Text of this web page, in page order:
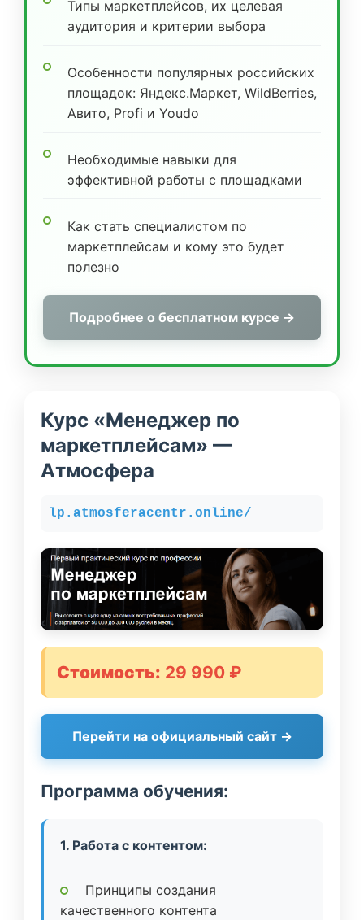
Типы маркетплейсов, их целевая
аудитория и критерии выбора
Особенности популярных российских
площадок: Яндекс.Маркет, WildBerries,
Авито, Profi и Youdo
Необходимые навыки для
эффективной работы с площадками
Как стать специалистом по
маркетплейсам и кому это будет
полезно
Подробнее о бесплатном курсе →
Курс «Менеджер по
маркетплейсам» —
Атмосфера
lp.atmosferacentr.online/
Стоимость: 29 990 ₽
Перейти на официальный сайт →
Программа обучения:
1. Работа с контентом:
Принципы создания
качественного контента